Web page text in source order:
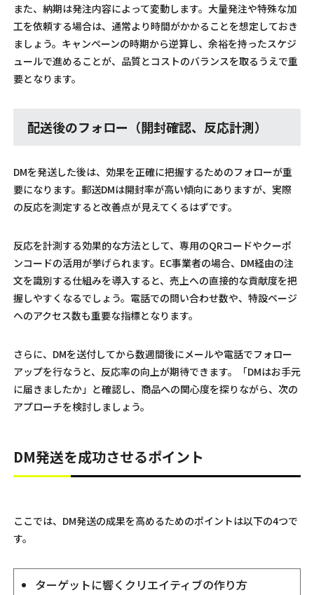
また、納期は発注内容によって変動します。大量発注や特殊な加
工を依頼する場合は、通常より時間がかかることを想定しておき
ましょう。キャンペーンの時期から逆算し、余裕を持ったスケジ
ュールで進めることが、品質とコストのバランスを取るうえで重
要となります。
配送後のフォロー（開封確認、反応計測）
DMを発送した後は、効果を正確に把握するためのフォローが重
要になります。郵送DMは開封率が高い傾向にありますが、実際
の反応を測定すると改善点が見えてくるはずです。
反応を計測する効果的な方法として、専用のQRコードやクーポ
ンコードの活用が挙げられます。EC事業者の場合、DM経由の注
文を識別する仕組みを導入すると、売上への直接的な貢献度を把
握しやすくなるでしょう。電話での問い合わせ数や、特設ページ
へのアクセス数も重要な指標となります。
さらに、DMを送付してから数週間後にメールや電話でフォロー
アップを行なうと、反応率の向上が期待できます。「DMはお手元
に届きましたか」と確認し、商品への関心度を探りながら、次の
アプローチを検討しましょう。
DM発送を成功させるポイント
ここでは、DM発送の成果を高めるためのポイントは以下の4つで
す。
ターゲットに響くクリエイティブの作り方